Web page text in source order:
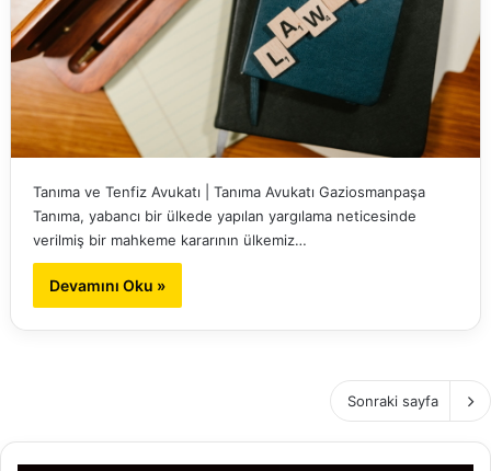
Tanıma ve Tenfiz Avukatı | Tanıma Avukatı Gaziosmanpaşa
Tanıma, yabancı bir ülkede yapılan yargılama neticesinde
verilmiş bir mahkeme kararının ülkemiz…
Devamını Oku »
Sonraki sayfa